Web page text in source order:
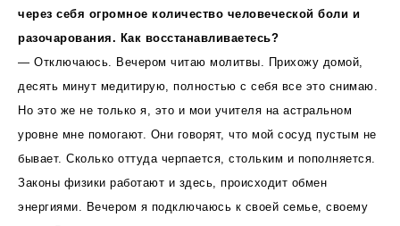
через себя огромное количество человеческой боли и
разочарования. Как восстанавливаетесь?
— Отключаюсь. Вечером читаю молитвы. Прихожу домой,
десять минут медитирую, полностью с себя все это снимаю.
Но это же не только я, это и мои учителя на астральном
уровне мне помогают. Они говорят, что мой сосуд пустым не
бывает. Сколько оттуда черпается, стольким и пополняется.
Законы физики работают и здесь, происходит обмен
энергиями. Вечером я подключаюсь к своей семье, своему